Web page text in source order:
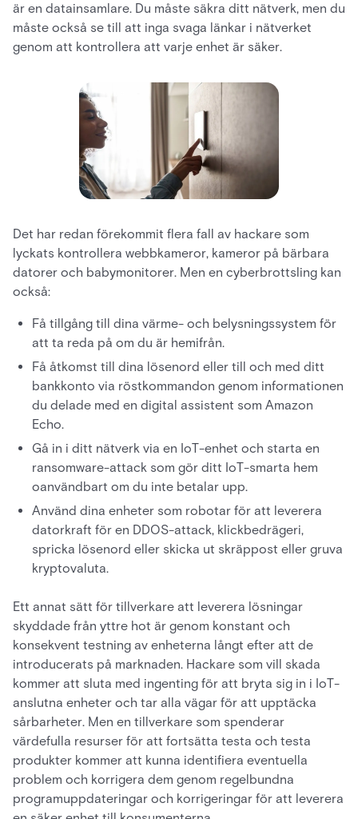
är en datainsamlare. Du måste säkra ditt nätverk, men du
måste också se till att inga svaga länkar i nätverket
genom att kontrollera att varje enhet är säker.
Det har redan förekommit flera fall av hackare som
lyckats kontrollera webbkameror, kameror på bärbara
datorer och babymonitorer. Men en cyberbrottsling kan
också:
Få tillgång till dina värme- och belysningssystem för
att ta reda på om du är hemifrån.
Få åtkomst till dina lösenord eller till och med ditt
bankkonto via röstkommandon genom informationen
du delade med en digital assistent som Amazon
Echo.
Gå in i ditt nätverk via en IoT-enhet och starta en
ransomware-attack som gör ditt IoT-smarta hem
oanvändbart om du inte betalar upp.
Använd dina enheter som robotar för att leverera
datorkraft för en DDOS-attack, klickbedrägeri,
spricka lösenord eller skicka ut skräppost eller gruva
kryptovaluta.
Ett annat sätt för tillverkare att leverera lösningar
skyddade från yttre hot är genom konstant och
konsekvent testning av enheterna långt efter att de
introducerats på marknaden. Hackare som vill skada
kommer att sluta med ingenting för att bryta sig in i IoT-
anslutna enheter och tar alla vägar för att upptäcka
sårbarheter. Men en tillverkare som spenderar
värdefulla resurser för att fortsätta testa och testa
produkter kommer att kunna identifiera eventuella
problem och korrigera dem genom regelbundna
programuppdateringar och korrigeringar för att leverera